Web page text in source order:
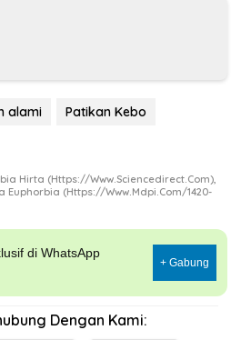
alami
Patikan Kebo
Hirta (https://www.sciencedirect.com),
Euphorbia (https://www.mdpi.com/1420-
di WhatsApp
+ Gabung
Dengan Kami: